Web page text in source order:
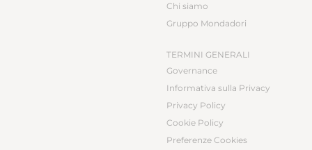
Chi siamo
Gruppo Mondadori
TERMINI GENERALI
Governance
Informativa sulla Privacy
Privacy Policy
Cookie Policy
Preferenze Cookies